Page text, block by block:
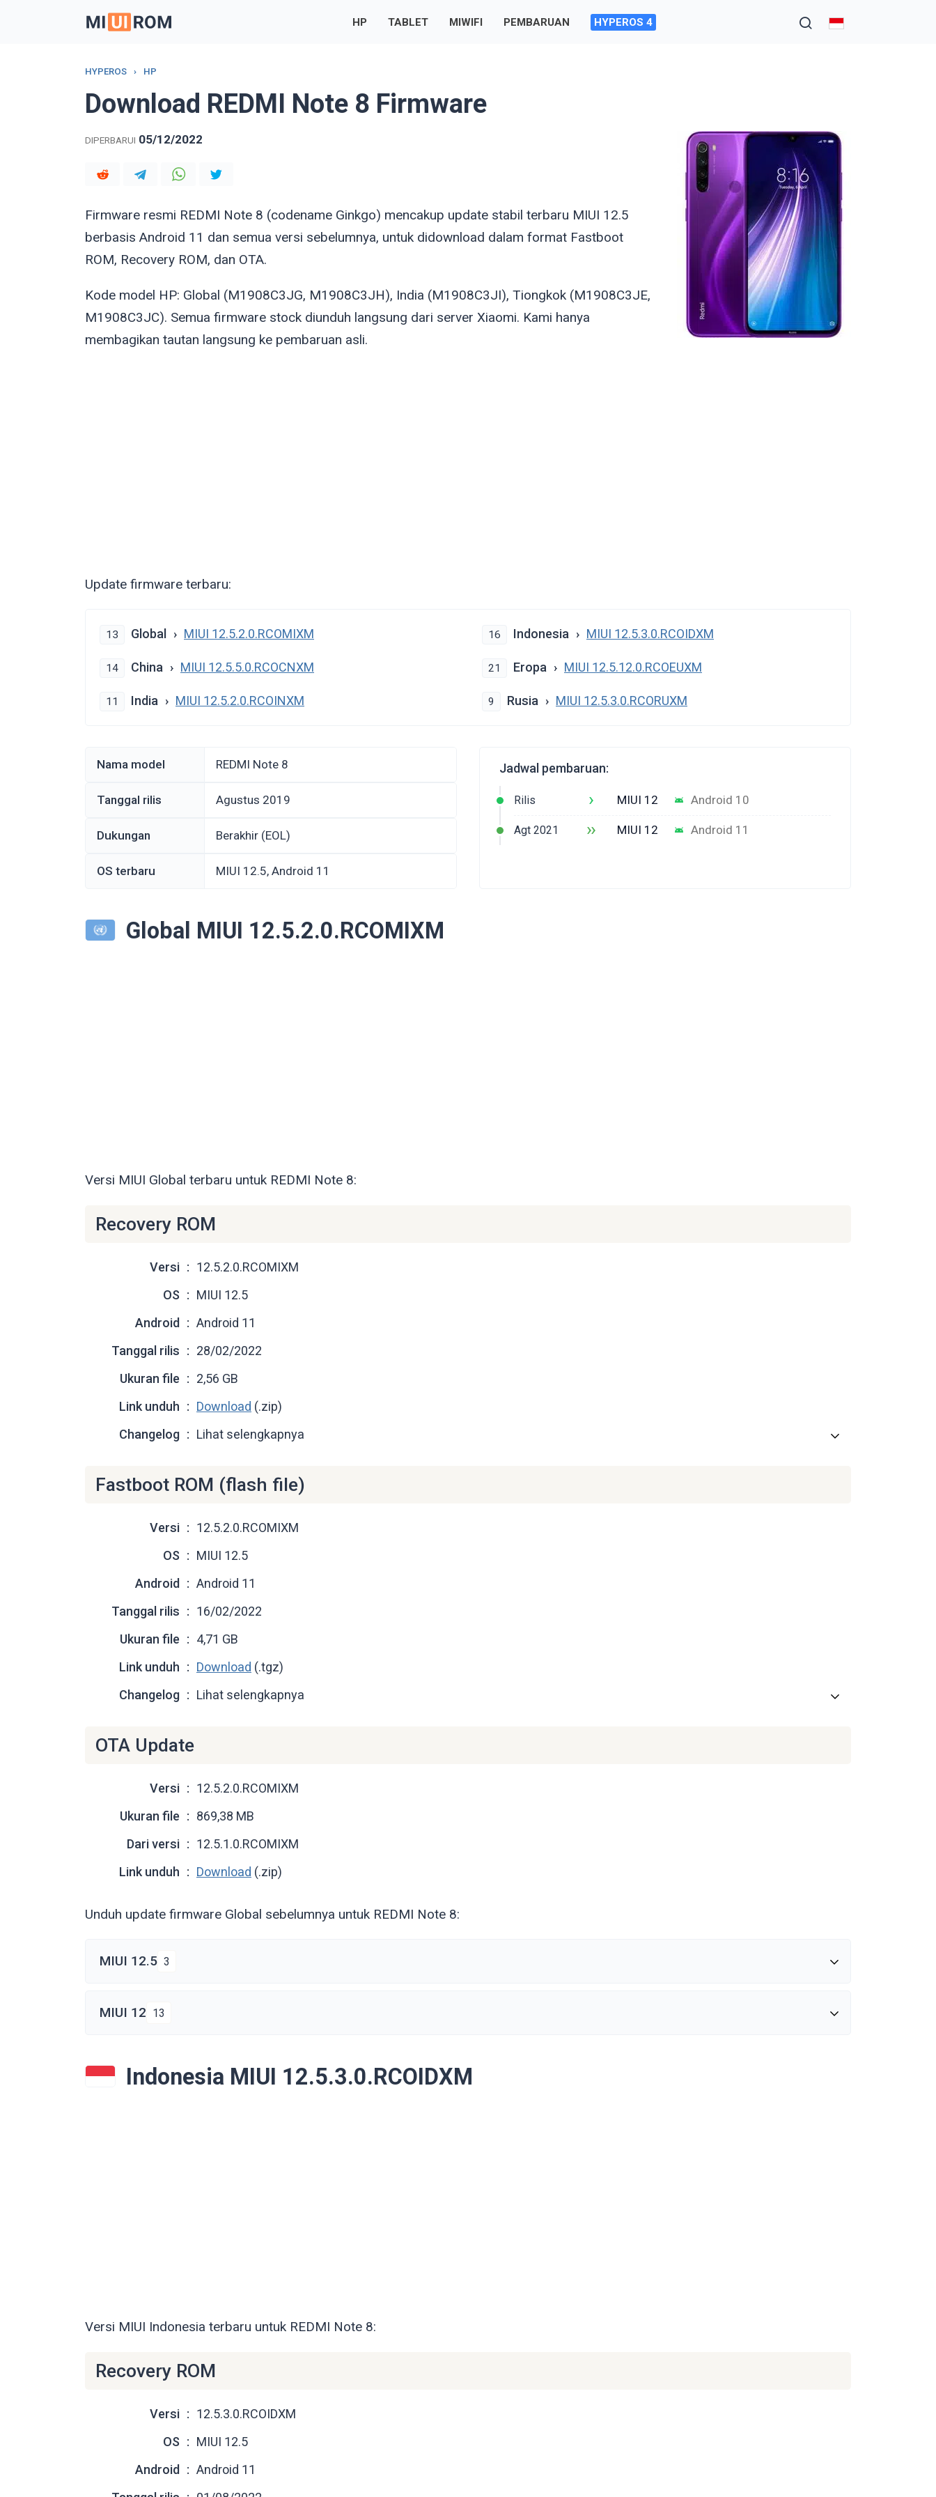
HP TABLET MIWIFI PEMBARUAN HYPEROS 4
HYPEROS › HP
Download REDMI Note 8 Firmware
DIPERBARUI 05/12/2022
Firmware resmi REDMI Note 8 (codename Ginkgo) mencakup update stabil terbaru MIUI 12.5
berbasis Android 11 dan semua versi sebelumnya, untuk didownload dalam format Fastboot
ROM, Recovery ROM, dan OTA.
Kode model HP: Global (M1908C3JG, M1908C3JH), India (M1908C3JI), Tiongkok (M1908C3JE,
M1908C3JC). Semua firmware stock diunduh langsung dari server Xiaomi. Kami hanya
membagikan tautan langsung ke pembaruan asli.
Update firmware terbaru:
13 Global MIUI 12.5.2.0.RCOMIXM 16 Indonesia MIUI 12.5.3.0.RCOIDXM
14 China MIUI 12.5.5.0.RCOCNXM 21 Eropa MIUI 12.5.12.0.RCOEUXM
11 India MIUI 12.5.2.0.RCOINXM 9 Rusia MIUI 12.5.3.0.RCORUXM
Nama model REDMI Note 8
Tanggal rilis Agustus 2019
Dukungan Berakhir (EOL)
OS terbaru MIUI 12.5, Android 11
Jadwal pembaruan:
Rilis › MIUI 12 Android 10
Agt 2021 ›› MIUI 12 Android 11
Global MIUI 12.5.2.0.RCOMIXM
Versi MIUI Global terbaru untuk REDMI Note 8:
Recovery ROM
Versi
12.5.2.0.RCOMIXM
OS
MIUI 12.5
Android
Android 11
Tanggal rilis
28/02/2022
Ukuran file
2,56 GB
Link unduh
Download (.zip)
Changelog
Lihat selengkapnya
Fastboot ROM (flash file)
Versi
12.5.2.0.RCOMIXM
OS
MIUI 12.5
Android
Android 11
Tanggal rilis
16/02/2022
Ukuran file
4,71 GB
Link unduh
Download (.tgz)
Changelog
Lihat selengkapnya
OTA Update
Versi
12.5.2.0.RCOMIXM
Ukuran file
869,38 MB
Dari versi
12.5.1.0.RCOMIXM
Link unduh
Download (.zip)
Unduh update firmware Global sebelumnya untuk REDMI Note 8:
MIUI 12.5 3
MIUI 12 13
Indonesia MIUI 12.5.3.0.RCOIDXM
Versi MIUI Indonesia terbaru untuk REDMI Note 8:
Recovery ROM
Versi
12.5.3.0.RCOIDXM
OS
MIUI 12.5
Android
Android 11